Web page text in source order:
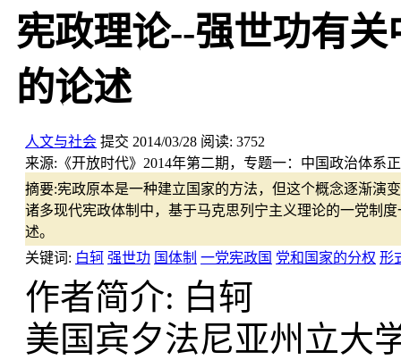
宪政理论--强世功有
的论述
人文与社会 提交 2014/03/28 阅读: 3752
来源: 《开放时代》2014年第二期，专题一：中国政治体
摘要:宪政原本是一种建立国家的方法，但这个概念逐渐演
诸多现代宪政体制中，基于马克思列宁主义理论的一党制
述。
关键词: 白轲 强世功 国体制 一党宪政国 党和国家的分权 形
作者简介: 白轲
美国宾夕法尼亚州立大